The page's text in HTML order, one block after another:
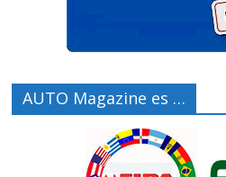
AUTO Magazine es …